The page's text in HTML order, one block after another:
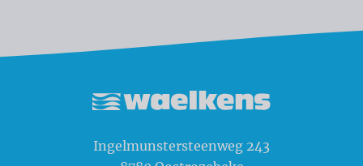
Ingelmunstersteenweg 243